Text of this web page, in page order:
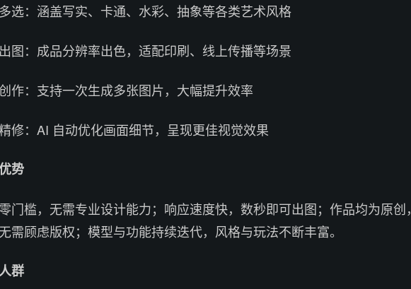
选：涵盖写实、卡通、水彩、抽象等各类艺术风格
图：成品分辨率出色，适配印刷、线上传播等场景
作：支持一次生成多张图片，大幅提升效率
修：AI 自动优化画面细节，呈现更佳视觉效果
势
门槛，无需专业设计能力；响应速度快，数秒即可出图；作品均为原创，
需顾虑版权；模型与功能持续迭代，风格与玩法不断丰富。
群